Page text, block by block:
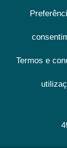
Termos e